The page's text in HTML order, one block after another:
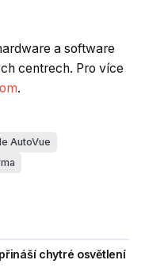
a software
centrech. Pro více
.
AutoVue
chytré osvětlení